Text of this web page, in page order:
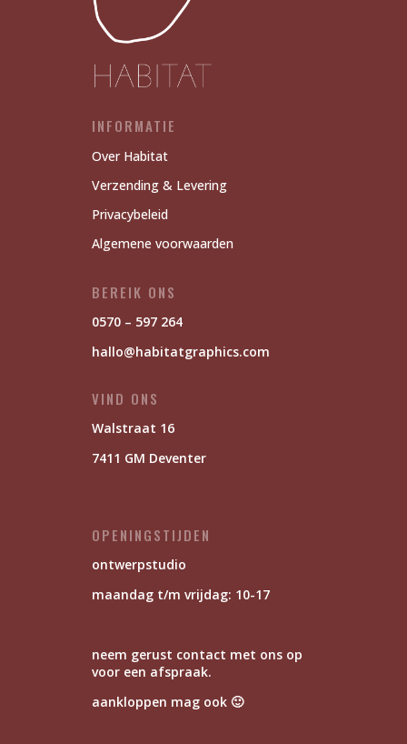
INFORMATIE
Over Habitat
Verzending & Levering
Privacybeleid
Algemene voorwaarden
BEREIK ONS
0570 – 597 264
hallo@habitatgraphics.com
VIND ONS
Walstraat 16
7411 GM Deventer
OPENINGSTIJDEN
ontwerpstudio
maandag t/m vrijdag: 10-17
neem gerust contact met ons op
voor een afspraak.
aankloppen mag ook 🙂